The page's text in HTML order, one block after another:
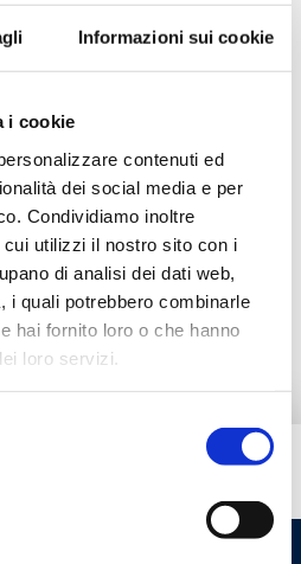
Informazioni sui cookie
i cookie
contenuti ed
dei social media e per
Condividiamo inoltre
utilizzi il nostro sito con i
di analisi dei dati web,
i quali potrebbero combinarle
hai fornito loro o che hanno
loro servizi.
Size